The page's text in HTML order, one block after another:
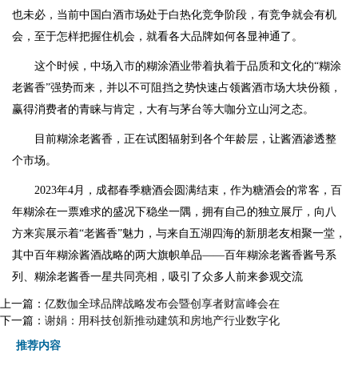
也未必，当前中国白酒市场处于白热化竞争阶段，有竞争就会有机
会，至于怎样把握住机会，就看各大品牌如何各显神通了。
这个时候，中场入市的糊涂酒业带着执着于品质和文化的“糊涂
老酱香”强势而来，并以不可阻挡之势快速占领酱酒市场大块份额，
赢得消费者的青睐与肯定，大有与茅台等大咖分立山河之态。
目前糊涂老酱香，正在试图辐射到各个年龄层，让酱酒渗透整
个市场。
2023年4月，成都春季糖酒会圆满结束，作为糖酒会的常客，百
年糊涂在一票难求的盛况下稳坐一隅，拥有自己的独立展厅，向八
方来宾展示着“老酱香”魅力，与来自五湖四海的新朋老友相聚一堂，
其中百年糊涂酱酒战略的两大旗帜单品——百年糊涂老酱香酱号系
列、糊涂老酱香一星共同亮相，吸引了众多人前来参观交流
上一篇： 亿数伽全球品牌战略发布会暨创享者财富峰会在
下一篇： 谢娟：用科技创新推动建筑和房地产行业数字化
推荐内容